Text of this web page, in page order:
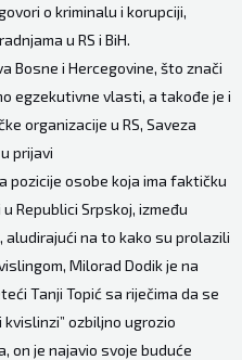
o kriminalu i korupciji,
u RS i BiH.
Bosne i Hercegovine, što znači
egzekutivne vlasti, a takođe je i
organizacije u RS, Saveza
prijavi
pozicije osobe koja ima faktičku
Republici Srpskoj, između
na to kako su prolazili
Milorad Dodik je na
Tanji Topić sa riječima da se
ozbiljno ugrozio
on je najavio svoje buduće